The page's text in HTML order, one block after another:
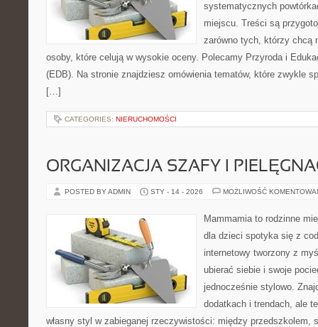
systematycznych
miejscu. Treści są
zarówno tych, którzy chcą
osoby, które celują w wysokie oceny. Polecamy Przyroda i
(EDB). Na stronie znajdziesz omówienia tematów, które zwykle
[…]
CATEGORIES: NIERUCHOMOŚCI
ORGANIZACJA SZAFY I
POSTED BY ADMIN STY - 14 - 2026 MOŻLIWOŚĆ
Mammamia to rodzinne
dla dzieci spotyka się z
internetowy tworzony z
ubierać siebie i swoje
jednocześnie stylowo.
dodatkach i trendach, ale
własny styl w zabieganej rzeczywistości: między przedszkolem,